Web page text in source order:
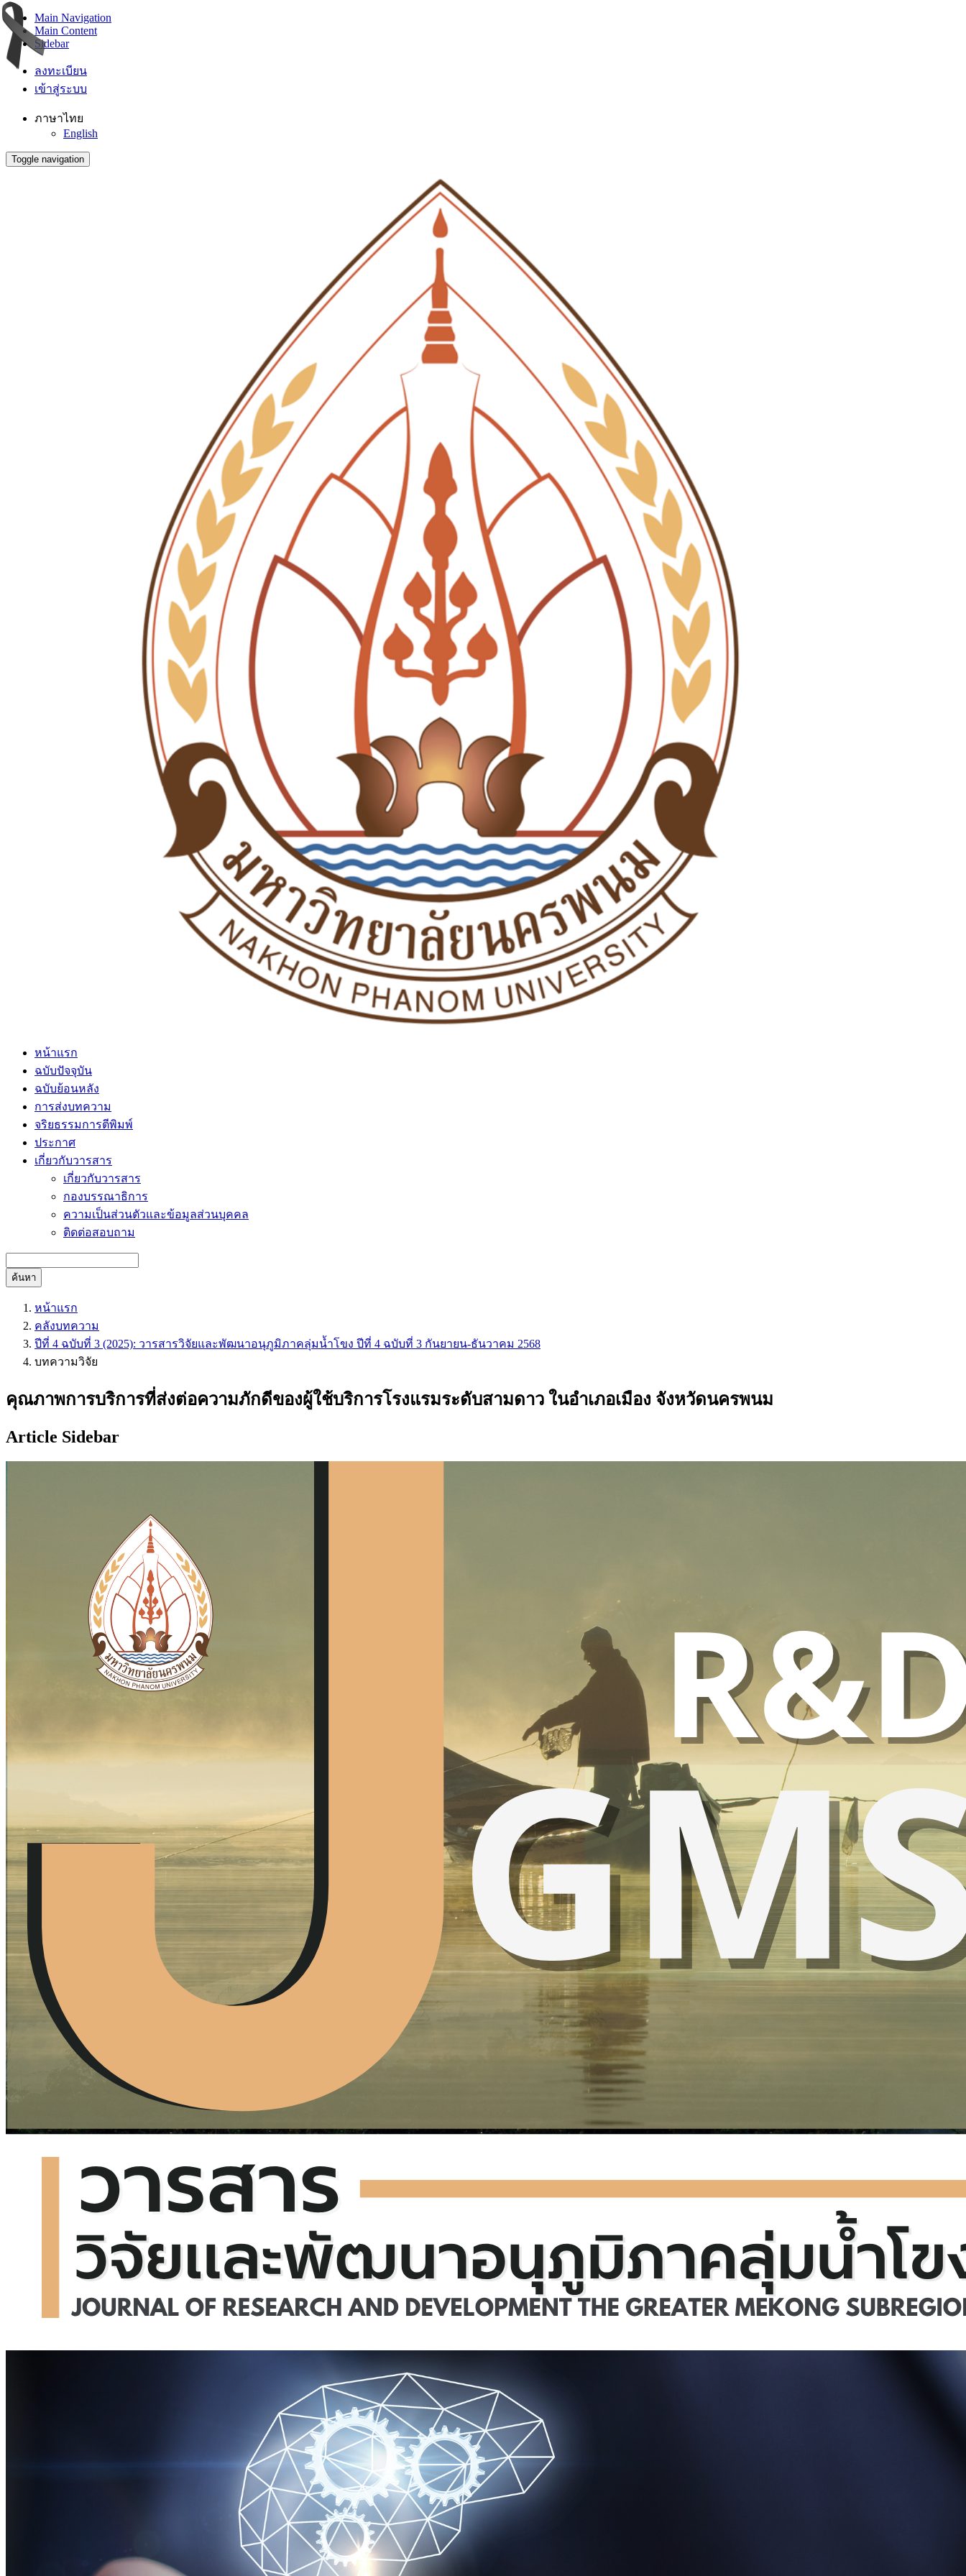
Main Navigation
Main Content
Sidebar
ลงทะเบียน
เข้าสู่ระบบ
ภาษาไทย
English
Toggle navigation
หน้าแรก
ฉบับปัจจุบัน
ฉบับย้อนหลัง
การส่งบทความ
จริยธรรมการตีพิมพ์
ประกาศ
เกี่ยวกับวารสาร
เกี่ยวกับวารสาร
กองบรรณาธิการ
ความเป็นส่วนตัวและข้อมูลส่วนบุคคล
ติดต่อสอบถาม
ค้นหา
หน้าแรก
คลังบทความ
ปีที่ 4 ฉบับที่ 3 (2025): วารสารวิจัยและพัฒนาอนุภูมิภาคลุ่มน้ำโขง ปีที่ 4 ฉบับที่ 3 กันยายน-ธันวาคม 2568
บทความวิจัย
คุณภาพการบริการที่ส่งต่อความภักดีของผู้ใช้บริการโรงแรมระดับสามดาว ในอำเภอเมือง จังหวัดนครพนม
Article Sidebar